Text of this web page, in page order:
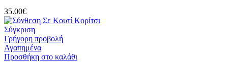
35.00€
Σύγκριση
Γρήγορη προβολή
Αγαπημένα
Προσθήκη στο καλάθι